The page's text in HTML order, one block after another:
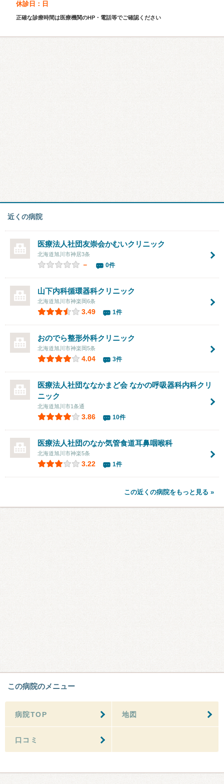
休診日：日
正確な診療時間は医療機関のHP・電話等でご確認ください
近くの病院
医療法人社団友崇会かむいクリニック
北海道旭川市神居3条
－ 0件
山下内科循環器科クリニック
北海道旭川市神楽岡6条
3.49 1件
おのでら整形外科クリニック
北海道旭川市神楽岡5条
4.04 3件
医療法人社団ななかまど会なかの呼吸器科内科クリ
ニック
北海道旭川市1条通
3.86 10件
医療法人社団のなか気管食道耳鼻咽喉科
北海道旭川市神楽5条
3.22 1件
この近くの病院をもっと見る »
この病院のメニュー
病院TOP 地図
口コミ